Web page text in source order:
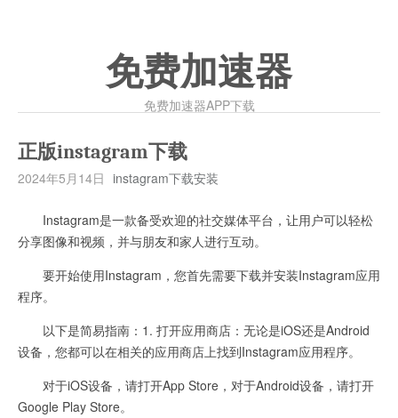
免费加速器
免费加速器APP下载
正版instagram下载
2024年5月14日 instagram下载安装
Instagram是一款备受欢迎的社交媒体平台，让用户可以轻松
分享图像和视频，并与朋友和家人进行互动。
要开始使用Instagram，您首先需要下载并安装Instagram应用
程序。
以下是简易指南：1. 打开应用商店：无论是iOS还是Android
设备，您都可以在相关的应用商店上找到Instagram应用程序。
对于iOS设备，请打开App Store，对于Android设备，请打开
Google Play Store。